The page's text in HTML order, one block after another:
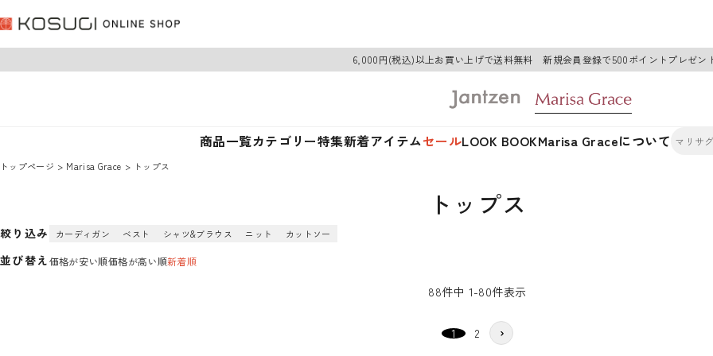
6,000円(税込)以上お買い上げで送料無料 新規会員登録で500ポイントプレゼン
商品一覧カテゴリー特集新着アイテムセールLOOK BOOKMarisa Graceについて
トップページ Marisa Grace トップス
トップス
絞り込み カーディガン ベスト シャツ&ブラウス ニット カットソー
並び替え価格が安い順価格が高い順新着順
88件中 1-80件表示
1 2